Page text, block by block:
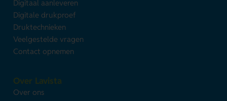
Digitaal aanleveren
Digitale drukproef
Druktechnieken
Veelgestelde vragen
Contact opnemen
Over Lavista
Over ons